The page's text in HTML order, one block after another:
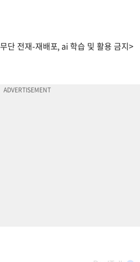
단 전재-재배포, ai 학습 및 활용 금지>